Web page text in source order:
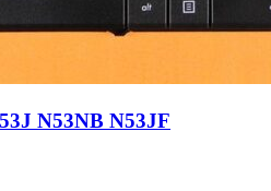
N53NB N53JF